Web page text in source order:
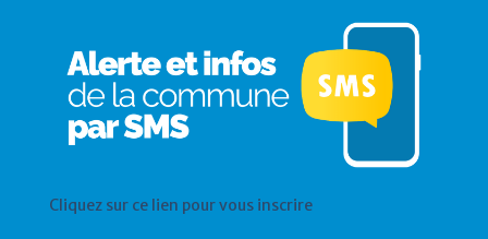
Cliquez sur ce lien pour vous inscrire